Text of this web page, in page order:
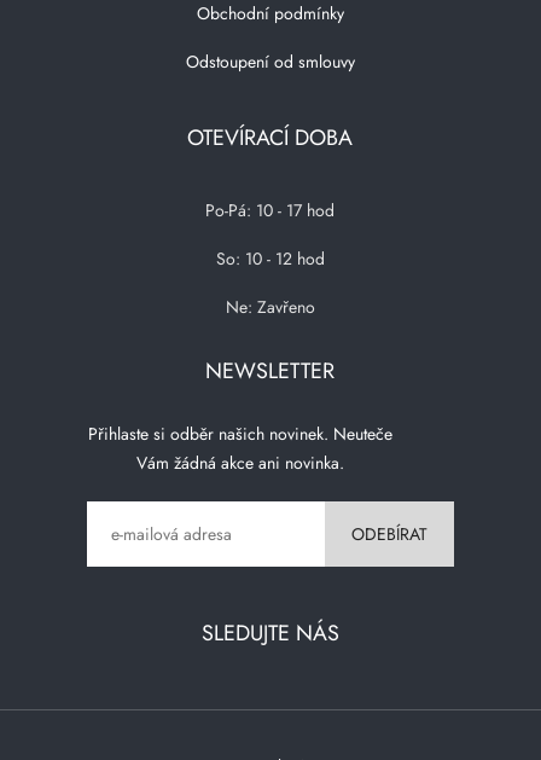
Obchodní podmínky
Odstoupení od smlouvy
OTEVÍRACÍ DOBA
Po-Pá: 10 - 17 hod
So: 10 - 12 hod
Ne: Zavřeno
NEWSLETTER
Přihlaste si odběr našich novinek. Neuteče
Vám žádná akce ani novinka.
SLEDUJTE NÁS